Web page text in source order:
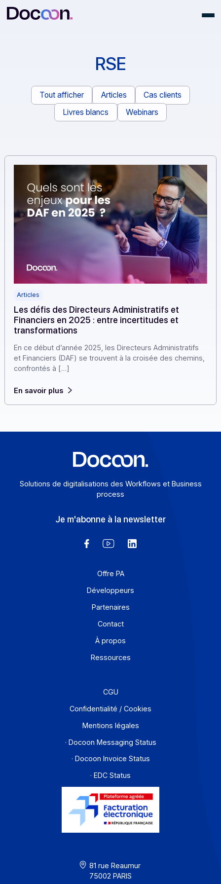
RSE
Tout afficher Articles
Cas clients
Livres blancs
Webinars
Articles
Les défis des Directeurs Administratifs et
Financiers en 2025 : entre incertitudes et
transformations
En ce début d’année 2025, les Directeurs Administratifs
En savoir plus
Solutions de digitalisations des Workflows et
process
Je m'abonne à la newsletter
Offre PA
Développeurs
Contact
À propos
Ressources
Confidentialité / Cookies
Mentions légales
· Docoon Messaging Status
· EDC Status